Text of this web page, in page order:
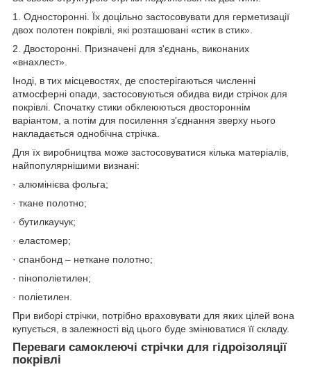
1. Односторонні. Їх доцільно застосовувати для герметизації
двох полотен покрівлі, які розташовані «стик в стик».
2. Двосторонні. Призначені для з'єднань, виконаних
«внахлест».
Іноді, в тих місцевостях, де спостерігаються численні
атмосферні опади, застосовуються обидва види стрічок для
покрівлі. Спочатку стики обклеюються двостороннім
варіантом, а потім для посилення з'єднання зверху нього
накладається однобічна стрічка.
Для їх виробництва може застосовуватися кілька матеріалів,
найпопулярнішими визнані:
· алюмінієва фольга;
· ткане полотно;
· бутилкаучук;
· еластомер;
· спанбонд – неткане полотно;
· пінополіетилен;
· поліетилен.
При виборі стрічки, потрібно враховувати для яких цілей вона
купується, в залежності від цього буде змінюватися її складу.
Переваги самоклеючі стрічки для гідроізоляції
покрівлі